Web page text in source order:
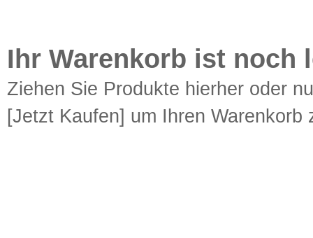
Ihr Warenkorb ist noch
Ziehen Sie Produkte hierher oder
[Jetzt Kaufen] um Ihren Warenkorb